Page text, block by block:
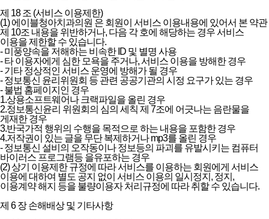
제 18 조 (서비스 이용제한)
(1) 에이블청아치과의원 은 회원이 서비스 이용내용에 있어서 본 약관
제 10조 내용을 위반하거나, 다음 각 호에 해당하는 경우 서비스
이용을 제한할 수 있습니다.
- 미풍양속을 저해하는 비속한 ID 및 별명 사용
- 타 이용자에게 심한 모욕을 주거나, 서비스 이용을 방해한 경우
- 기타 정상적인 서비스 운영에 방해가 될 경우
- 정보통신 윤리위원회 등 관련 공공기관의 시정 요구가 있는 경우
- 불법 홈페이지인 경우
1.상용소프트웨어나 크랙파일을 올린 경우
2.정보통신윤리 위원회의 심의 세칙 제 7조에 어긋나는 음란물을
게재한 경우
3.반국가적 행위의 수행을 목적으로 하는 내용을 포함한 경우
4.저작권이 있는 글을 무단 복제하거나 mp3를 올린 경우
- 정보통신 설비의 오작동이나 정보등의 파괴를 유발시키는 컴퓨터
바이러스 프로그램등 을유포하는 경우
(2) 상기 이용제한 규정에 따라 서비스를 이용하는 회원에게 서비스
이용에 대하여 별도 공지 없이 서비스 이용의 일시정지, 정지,
이용계약 해지 등을 불량이용자 처리규정에 따라 취할 수 있습니다.
제 6 장 손해배상 및 기타사항